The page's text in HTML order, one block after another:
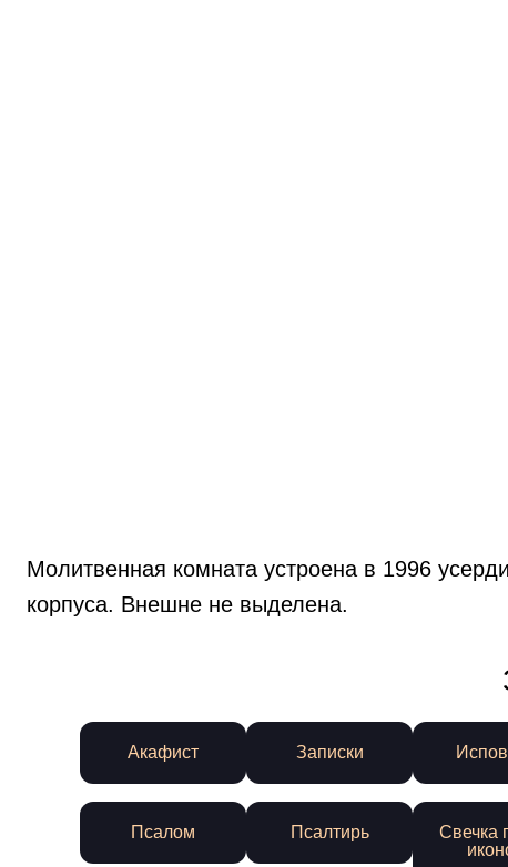
Молитвенная комната устроена в 1996
корпуса. Внешне не выделена.
Акафист Записки
Псалом Псалтирь
Свечка